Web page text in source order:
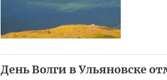
День Волги в Ульяновске